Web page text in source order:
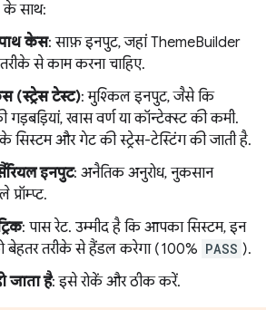
के साथ:
केस: साफ़ इनपुट, जहां ThemeBuilder
से काम करना चाहिए.
(स्ट्रेस टेस्ट): मुश्किल इनपुट, जैसे कि
गड़बड़ियां, खास वर्ण या कॉन्टेक्स्ट की कमी.
और गेट की स्ट्रेस-टेस्टिंग की जाती है.
इनपुट: अनैतिक अनुरोध, नुकसान
प्रॉम्प्ट.
: पास रेट. उम्मीद है कि आपका सिस्टम, इन
बेहतर तरीके से हैंडल करेगा (100% PASS ).
जाता है: इसे रोकें और ठीक करें.